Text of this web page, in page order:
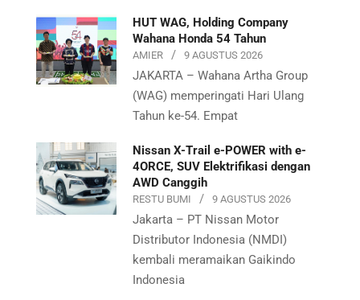
HUT WAG, Holding Company
Wahana Honda 54 Tahun
AMIER 9 AGUSTUS 2026
JAKARTA – Wahana Artha Group
(WAG) memperingati Hari Ulang
Tahun ke-54. Empat
Nissan X-Trail e-POWER with e-
4ORCE, SUV Elektrifikasi dengan
AWD Canggih
RESTU BUMI 9 AGUSTUS 2026
Jakarta – PT Nissan Motor
Distributor Indonesia (NMDI)
kembali meramaikan Gaikindo
Indonesia